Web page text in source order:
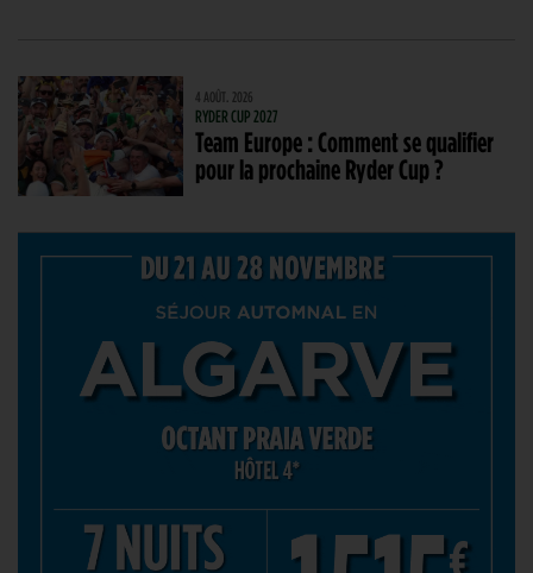
4 AOÛT. 2026
RYDER CUP 2027
Team Europe : Comment se qualifier
pour la prochaine Ryder Cup ?